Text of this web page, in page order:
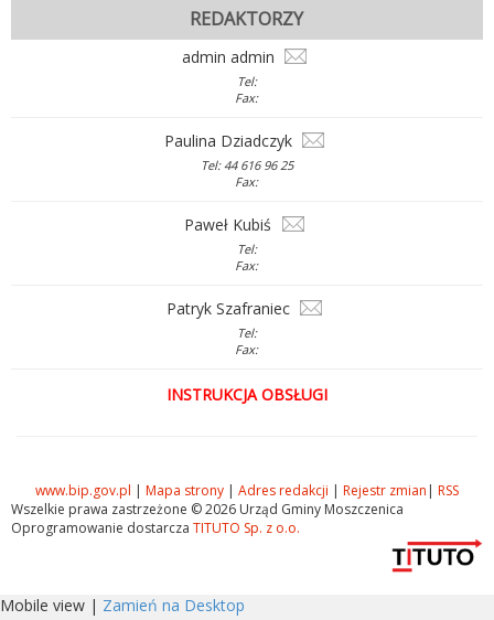
REDAKTORZY
admin admin
Tel:
Fax:
Paulina Dziadczyk
Tel: 44 616 96 25
Fax:
Paweł Kubiś
Tel:
Fax:
Patryk Szafraniec
Tel:
Fax:
INSTRUKCJA OBSŁUGI
www.bip.gov.pl | Mapa strony | Adres redakcji | Rejestr zmian | RSS
Wszelkie prawa zastrzeżone © 2026 Urząd Gminy Moszczenica
Oprogramowanie dostarcza TITUTO Sp. z o.o.
Mobile view | Zamień na Desktop